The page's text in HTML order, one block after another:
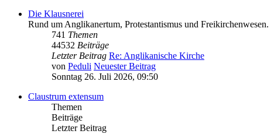
Die Klausnerei
Rund um Anglikanertum, Protestantismus und Freikirchenwesen.
741 Themen
44532 Beiträge
Letzter Beitrag Re: Anglikanische Kirche
von Peduli Neuester Beitrag
Sonntag 26. Juli 2026, 09:50
Claustrum extensum
Themen
Beiträge
Letzter Beitrag